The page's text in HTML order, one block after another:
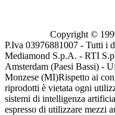
Copyright ©
P.Iva 03976881007 - Tutti i
Mediamond S.p.A. - RTI
Amsterdam (Paesi Bassi) -
Monzese (MI)Rispetto ai
riprodotti è vietata ogni
sistemi di intelligenza
espresso di utilizzare mezzi